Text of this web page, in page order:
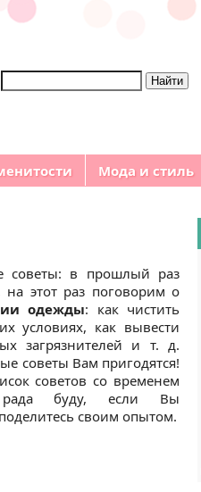
Мода и стиль
советы: в прошлый раз
на этот раз поговорим о
одежды: как чистить
условиях, как вывести
загрязнителей и т. д.
советы Вам пригодятся!
советов со временем
буду, если Вы
своим опытом.